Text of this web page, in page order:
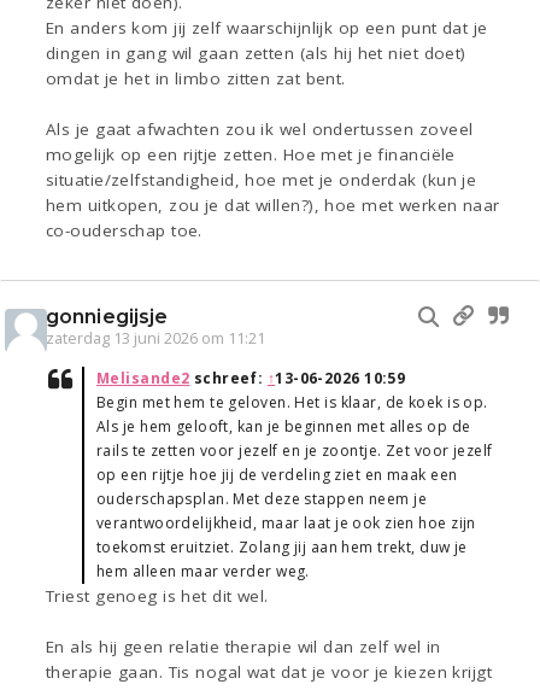
En anders kom jij zelf waarschijnlijk op een punt dat je
dingen in gang wil gaan zetten (als hij het niet doet)
omdat je het in limbo zitten zat bent.
Als je gaat afwachten zou ik wel ondertussen zoveel
mogelijk op een rijtje zetten. Hoe met je financiële
situatie/zelfstandigheid, hoe met je onderdak (kun je
hem uitkopen, zou je dat willen?), hoe met werken naar
co-ouderschap toe.
gonniegijsje
zaterdag 13 juni 2026 om 11:21
Melisande2 schreef: ↑13-06-2026 10:59
Begin met hem te geloven. Het is klaar, de koek is op.
Als je hem gelooft, kan je beginnen met alles op de
rails te zetten voor jezelf en je zoontje. Zet voor jezelf
op een rijtje hoe jij de verdeling ziet en maak een
ouderschapsplan. Met deze stappen neem je
verantwoordelijkheid, maar laat je ook zien hoe zijn
toekomst eruitziet. Zolang jij aan hem trekt, duw je
hem alleen maar verder weg.
Triest genoeg is het dit wel.
En als hij geen relatie therapie wil dan zelf wel in
therapie gaan. Tis nogal wat dat je voor je kiezen krijgt